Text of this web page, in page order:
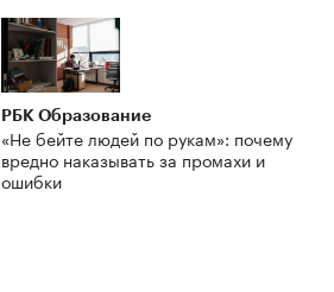
РБК Образование
«Не бейте людей по рукам»: почему
вредно наказывать за промахи и
ошибки